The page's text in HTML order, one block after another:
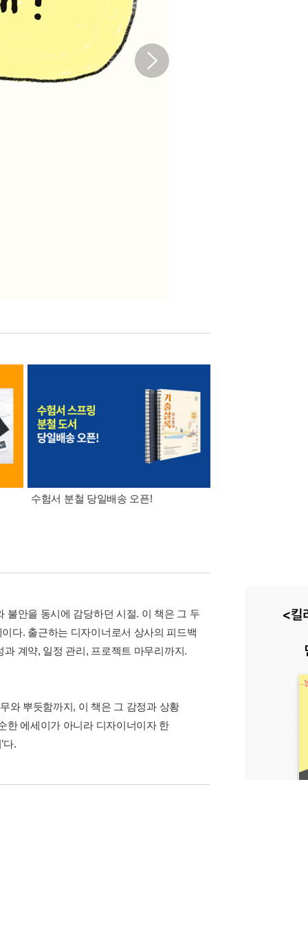
수험서 분철 당일배송 오픈!
불안을 동시에 감당하던 시절. 이 책은 그 두
다. 출근하는 디자이너로서 상사의 피드백
계약, 일정 관리, 프로젝트 마무리까지.
와 뿌듯함까지, 이 책은 그 감정과 상황
한 에세이가 아니라 디자이너이자 한
다.